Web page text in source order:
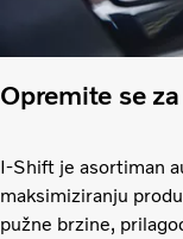
Opremite se
I-Shift je asortiman
maksimiziranju
pužne brzine,